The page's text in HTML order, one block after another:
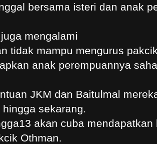
bersama isteri dan anak
mengalami
tidak mampu mengurus
anak perempuannya
JKM dan Baitulmal
hingga sekarang.
akan cuba
Othman.